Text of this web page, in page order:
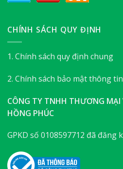
CHÍNH SÁCH QUY ĐỊNH
1. Chính sách quy định chung
2. Chính sách bảo mật thông tin
CÔNG TY TNHH THƯƠNG
HỒNG PHÚC
GPKD số 0108597712 đã